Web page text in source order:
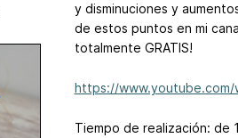
y disminuciones y
de estos puntos en mi
totalmente GRATIS!
https://www.youtube.com/
Tiempo de realización: de